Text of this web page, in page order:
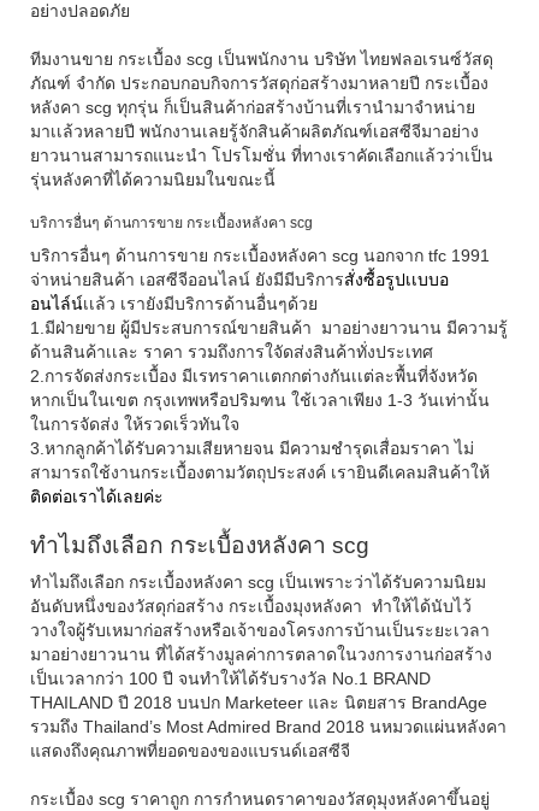
อย่างปลอดภัย
ทีมงานขาย กระเบื้อง scg เป็นพนักงาน บริษัท ไทยฟลอเรนซ์วัสดุ
ภัณฑ์ จำกัด ประกอบกอบกิจการวัสดุก่อสร้างมาหลายปี กระเบื้อง
หลังคา scg ทุกรุ่น ก็เป็นสินค้าก่อสร้างบ้านที่เรานำมาจำหน่าย
มาเเล้วหลายปี พนักงานเลยรู้จักสินค้าผลิตภัณฑ์เอสซีจีมาอย่าง
ยาวนานสามารถแนะนำ โปรโมชั่น ที่ทางเราคัดเลือกแล้วว่าเป็น
รุ่นหลังคาที่ได้ความนิยมในขณะนี้
บริการอื่นๆ ด้านการขาย กระเบื้องหลังคา scg
บริการอื่นๆ ด้านการขาย กระเบื้องหลังคา scg นอกจาก tfc 1991
จ่าหน่ายสินค้า เอสซีจีออนไลน์ ยังมีมีบริการสั่งซื้อรูปเเบบอ
อนไล์น์เเล้ว เรายังมีบริการด้านอื่นๆด้วย
1.มีฝ่ายขาย ผู้มีประสบการณ์ขายสินค้า มาอย่างยาวนาน มีความรู้
ด้านสินค้าเเละ ราคา รวมถึงการใจัดส่งสินค้าทั่งประเทศ
2.การจัดส่งกระเบื้อง มีเรทราคาเเตกกต่างกันเเต่ละพื้นที่จังหวัด
หากเป็นในเขต กรุงเทพหรือปริมฑน ใช้เวลาเพียง 1-3 วันเท่านั้น
ในการจัดส่ง ให้รวดเร็วทันใจ
3.หากลูกค้าได้รับความเสียหายจน มีความชำรุดเสื่อมราคา ไม่
สามารถใช้งานกระเบื้องตามวัตถุประสงค์ เรายินดีเคลมสินค้าให้
ติดต่อเราได้เลยค่ะ
ทำไมถึงเลือก กระเบื้องหลังคา scg
ทำไมถึงเลือก กระเบื้องหลังคา scg เป็นเพราะว่าได้รับความนิยม
อันดับหนึ่งของวัสดุก่อสร้าง กระเบื้องมุงหลังคา ทำให้ได้นับไว้
วางใจผู้รับเหมาก่อสร้างหรือเจ้าของโครงการบ้านเป็นระยะเวลา
มาอย่างยาวนาน ที่ได้สร้างมูลค่าการตลาดในวงการงานก่อสร้าง
เป็นเวลากว่า 100 ปี จนทำให้ได้รับรางวัล No.1 BRAND
THAILAND ปี 2018 บนปก Marketeer และ นิตยสาร BrandAge
รวมถึง Thailand’s Most Admired Brand 2018 นหมวดแผ่นหลังคา
แสดงถึงคุณภาพที่ยอดของของแบรนด์เอสซีจี
กระเบื้อง scg ราคาถูก การกำหนดราคาของวัสดุมุงหลังคาขึ้นอยู่